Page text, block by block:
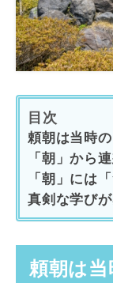
目次
頼朝は当時
「朝」から
「朝」には
真剣な学び
頼朝は